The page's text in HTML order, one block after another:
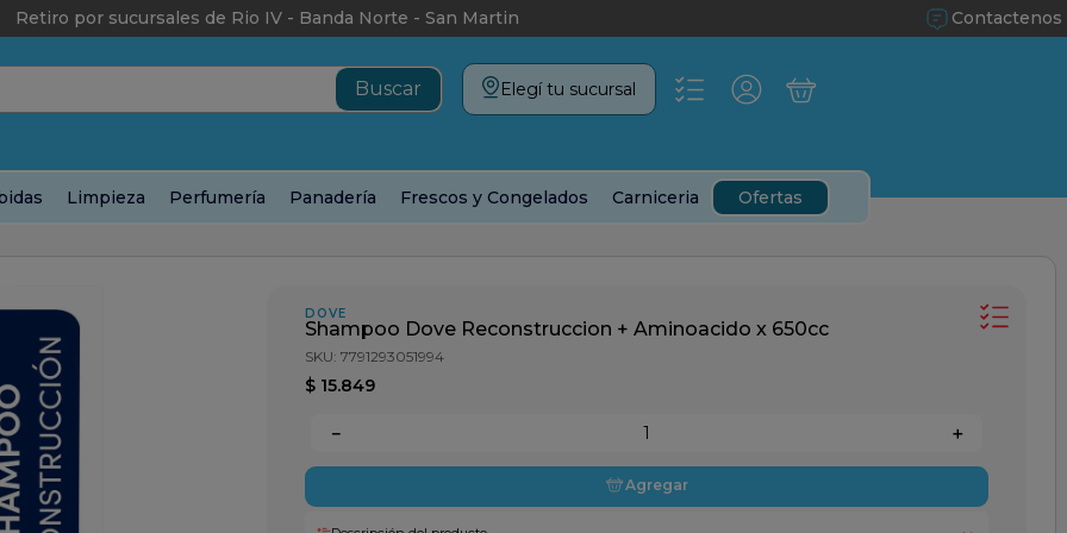
Retiro por sucursales de Rio IV - Banda Norte - San Martin Contactenos
Elegí tu sucursal
Limpieza Perfumería Panadería Frescos y Congelados Carniceria Ofertas
DOVE
Shampoo Dove Reconstruccion + Aminoacido x 650cc
SKU: 7791293051994
$ 15.849
＋
－
Agregar